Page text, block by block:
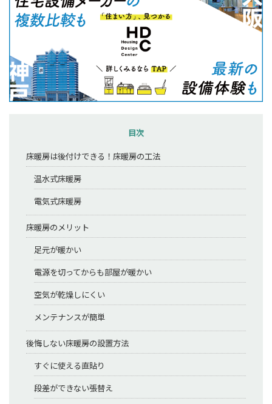
目次
床暖房は後付けできる！床暖房の工法
温水式床暖房
電気式床暖房
床暖房のメリット
足元が暖かい
電源を切ってからも部屋が暖かい
空気が乾燥しにくい
メンテナンスが簡単
後悔しない床暖房の設置方法
すぐに使える直貼り
段差ができない張替え